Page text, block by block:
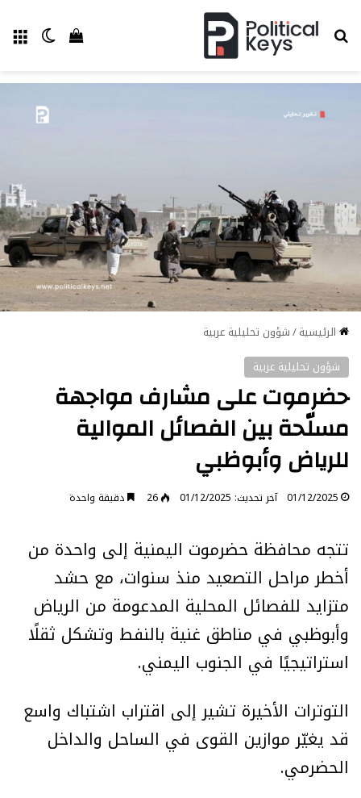
إستعراض بحث عن
الرئيسية/شؤون تحليلية عربية
شؤون تحليلية عربية
حضرموت على مشارف مواجهة
مسلّحة بين الفصائل الموالية
للرياض وأبوظبي
01/12/2025 آخر تحديث: 01/12/2025 26 دقيقة واحدة
تتجه محافظة حضرموت اليمنية إلى واحدة من
أخطر مراحل التصعيد منذ سنوات، مع حشد
متزايد للفصائل المحلية المدعومة من الرياض
وأبوظبي في مناطق غنية بالنفط وتشكل ثقلًا
استراتيجيًا في الجنوب اليمني.
التوترات الأخيرة تشير إلى اقتراب اشتباك واسع
قد يغيّر موازين القوى في الساحل والداخل
الحضرمي.